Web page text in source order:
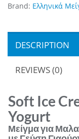
Brand: Ελληνικά
DESCRIPTION
REVIEWS (0)
Soft Ice
Yogurt
Μείγμα για